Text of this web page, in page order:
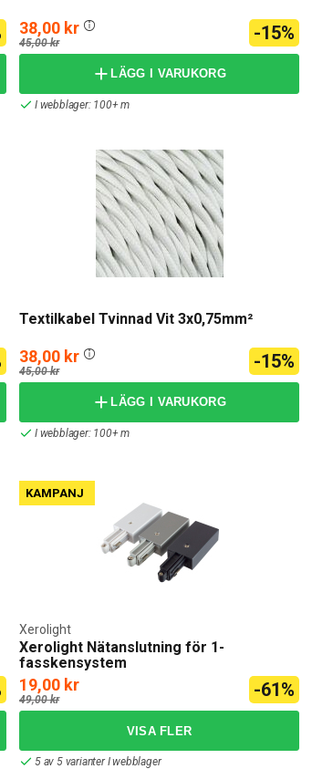
38,00 kr
45,00 kr -15%
LÄGG I VARUKORG
I webblager: 100+ m
Textilkabel Tvinnad Vit 3x0,75mm²
38,00 kr
45,00 kr -15%
LÄGG I VARUKORG
I webblager: 100+ m
KAMPANJ
Xerolight Nätanslutning för 1-
fasskensystem
Xerolight
19,00 kr
49,00 kr -61%
5 av 5 varianter I webblager